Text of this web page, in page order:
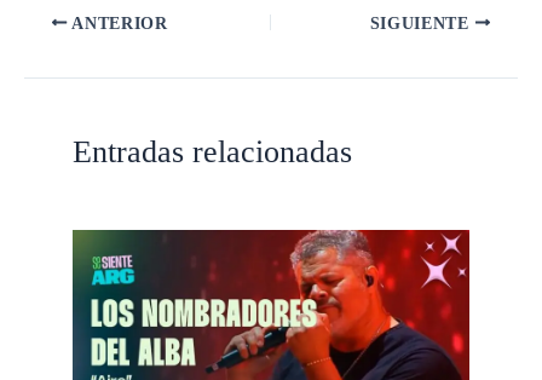
ANTERIOR SIGUIENTE
Entradas relacionadas